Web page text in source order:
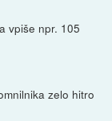
vpiše npr. 105
zelo hitro